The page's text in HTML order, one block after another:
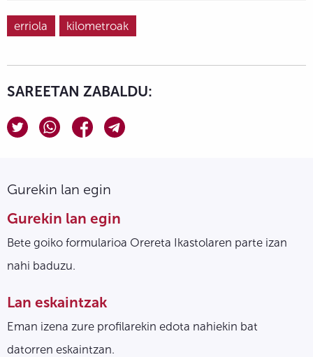
erriola kilometroak
SAREETAN ZABALDU:
Gurekin lan egin
Gurekin lan egin
Bete goiko formularioa Orereta Ikastolaren parte izan
nahi baduzu.
Lan eskaintzak
Eman izena zure profilarekin edota nahiekin bat
datorren eskaintzan.